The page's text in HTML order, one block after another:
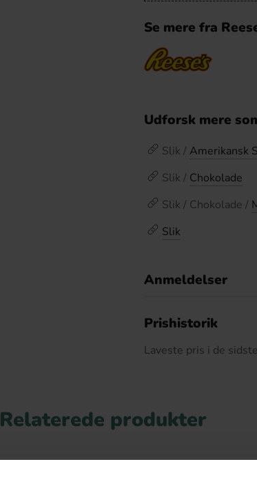
Se mere fra
Udforsk mere
Slik / Amerikansk
Slik / Chokolade
Slik / Chokolade /
Slik
Anmeldelser
Prishistorik
Laveste pris i de
Relaterede produkter